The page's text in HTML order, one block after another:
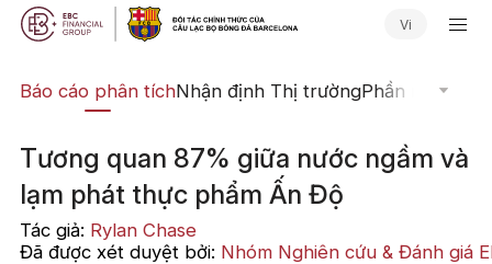
Vi
Báo cáo phân tíchNhận định Thị trườngPhần mềm
Tương quan 87% giữa nước ngầm và
lạm phát thực phẩm Ấn Độ
Tác giả: Rylan Chase
Đã được xét duyệt bởi: Nhóm Nghiên cứu & Đánh giá